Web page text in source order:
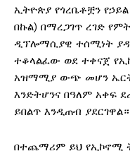
ኢትዮጵያ የጎረቤቶቿን
በኩል) በማረጋገጥ ረገድ
ዲፕሎማሲያዊ ተሰሚነት
ተቆላልፈው ወደ ተቀናጀ
አዝማሚያ ውጭ መሆን
እንድትሆንና በዓለም አቀፍ
ይበልጥ እንዲጠብ ያደርገዋል።
በተጨማሪም ይህ የኢኮኖሚ